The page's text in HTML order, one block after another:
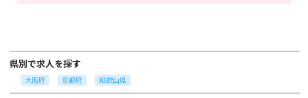
県別で求人を探す
大阪府 京都府 和歌山県